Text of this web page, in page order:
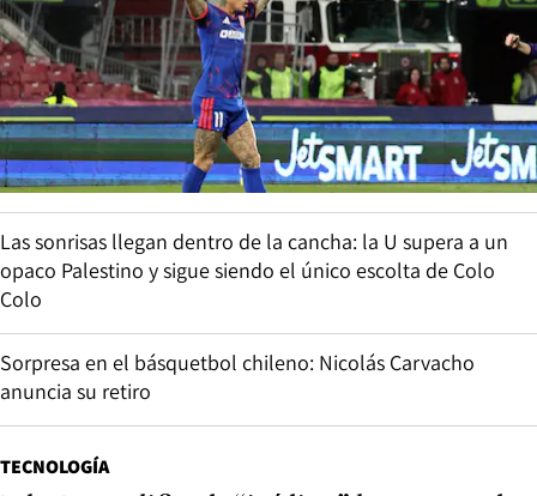
Las sonrisas llegan dentro de la cancha: la U supera a un
opaco Palestino y sigue siendo el único escolta de Colo
Colo
Sorpresa en el básquetbol chileno: Nicolás Carvacho
anuncia su retiro
TECNOLOGÍA